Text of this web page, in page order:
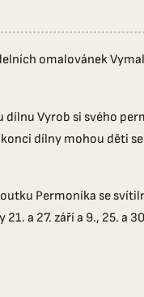
omalovánek
Vyrob si svého
dílny mohou děti
Permoníka se
a 27. září a 9., 25. a